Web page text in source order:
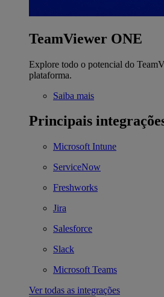
TeamViewer ONE
Explore todo o potencial do
plataforma.
Saiba mais
Principais
Microsoft Intune
ServiceNow
Freshworks
Jira
Salesforce
Slack
Microsoft Teams
Ver todas as integrações